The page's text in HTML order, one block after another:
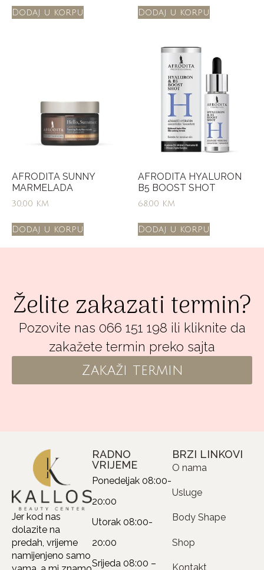
Dodaj u korpu Dodaj u korpu
AFRODITA SUNNY
MARMELADA
30,00 KM
Dodaj u korpu
AFRODITA HYALURON
B5 BOOST SHOT
68,00 KM
Dodaj u korpu
Želite zakazati termin?
Pozovite nas 066 151 198 ili kliknite da
zakažete termin preko sajta
Zakaži termin
Jer kod nas
dolazite na
predah, vrijeme
namijenjeno samo
RADNO
VRIJEME
Ponedeljak 08:00-
20:00
Utorak 08:00-
20:00
Srijeda 08:00 –
BRZI LINKOVI
O nama
Usluge
Body Shape
Shop
Kontakt